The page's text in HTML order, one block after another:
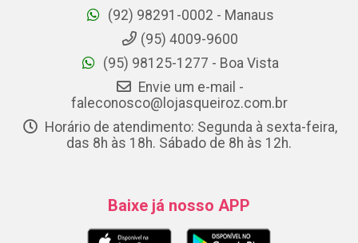
(92) 98291-0002 - Manaus
(95) 4009-9600
(95) 98125-1277 - Boa Vista
Envie um e-mail -
faleconosco@lojasqueiroz.com.br
Horário de atendimento: Segunda à sexta-feira,
das 8h às 18h. Sábado de 8h às 12h.
Baixe já nosso APP